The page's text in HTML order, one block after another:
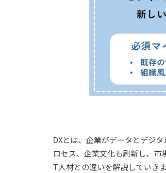
DXとは、企業がデータとデジ
ロセス、企業文化も刷新し、
T人材との違いを解説していきま